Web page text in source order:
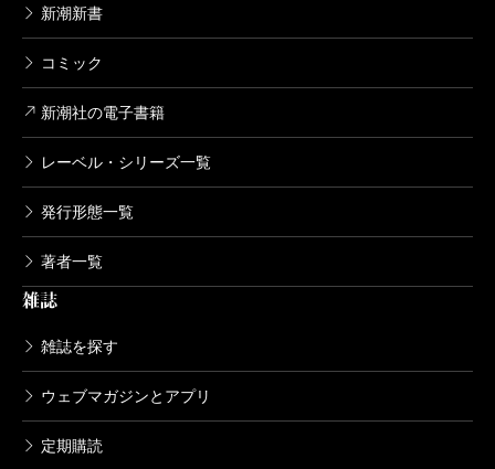
新潮新書
コミック
新潮社の電子書籍
レーベル・シリーズ一覧
発行形態一覧
著者一覧
雑誌
雑誌を探す
ウェブマガジンとアプリ
定期購読